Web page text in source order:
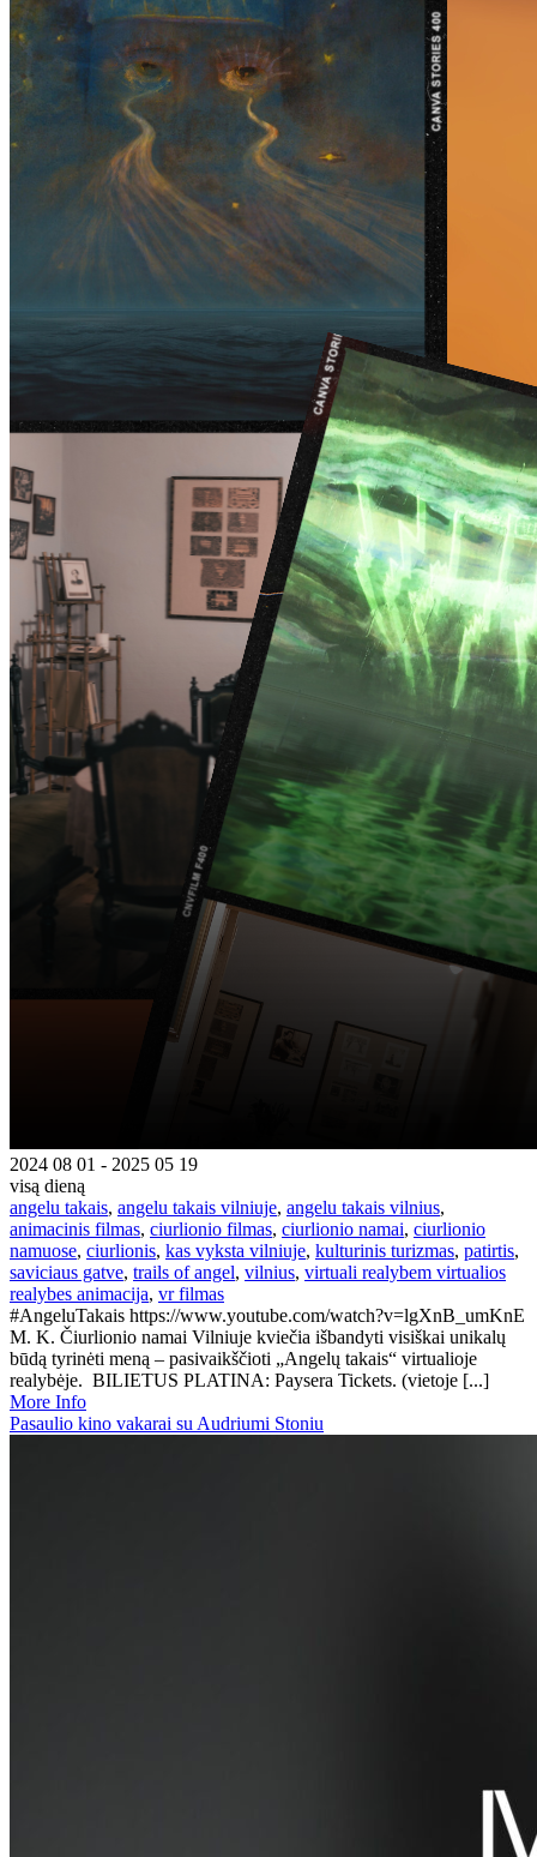
2024 08 01 - 2025 05 19
visą dieną
angelu takais, angelu takais vilniuje, angelu takais vilnius,
animacinis filmas, ciurlionio filmas, ciurlionio namai, ciurlionio
namuose, ciurlionis, kas vyksta vilniuje, kulturinis turizmas, patirtis,
saviciaus gatve, trails of angel, vilnius, virtuali realybem virtualios
realybes animacija, vr filmas
#AngeluTakais https://www.youtube.com/watch?v=lgXnB_umKnE
M. K. Čiurlionio namai Vilniuje kviečia išbandyti visiškai unikalų
būdą tyrinėti meną – pasivaikščioti „Angelų takais“ virtualioje
realybėje. BILIETUS PLATINA: Paysera Tickets. (vietoje [...]
More Info
Pasaulio kino vakarai su Audriumi Stoniu